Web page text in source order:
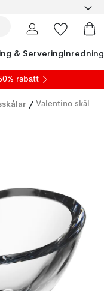
& ServeringInredning
rabatt
/ Valentino skål